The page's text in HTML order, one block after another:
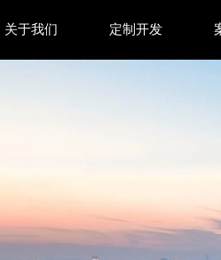
独特优势
关于我们 定制开发